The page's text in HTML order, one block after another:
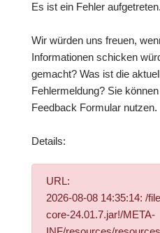
Es ist ein Fehler
Wir würden uns freuen,
Informationen schicken
gemacht? Was ist die
Fehlermeldung? Sie
Feedback Formularnutzen.
Details:
URL:
2026-08-08 14:35:14: /
core-24.01.7.jar!/META-